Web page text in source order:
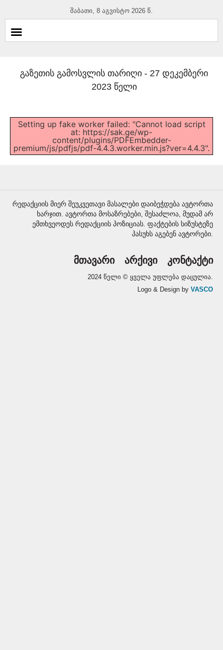
შაბათი, 8 აგვისტო 2026 წ.
გაზეთის გამოსვლის თარიღი - 27 დეკემბერი
2023 წელი
Setting up fake worker failed: "Cannot load script
at: https://sak.ge/wp-
content/plugins/PDFEmbedder-
premium/js/pdfjs/pdf-4.4.3.worker.min.js?ver=4.4.3".
რედაქციის მიერ შეუკვეთავი მასალები დაიბეჭდება ავტორთა
ხარჯით. ავტორთა მოსაზრებები, შესაძლოა, მუდამ არ
ემთხვეოდეს რედაქციის პოზიციას. ფაქტების სიზუსტეზე
პასუხს აგებენ ავტორები.
მთავარი არქივი კონტაქტი
2024 წელი © ყველა უფლება დაცულია.
Logo & Design by VASCO